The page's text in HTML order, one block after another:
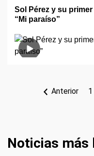
Sol Pérez y su
“Mi paraíso”
Anterior 1
Noticias más